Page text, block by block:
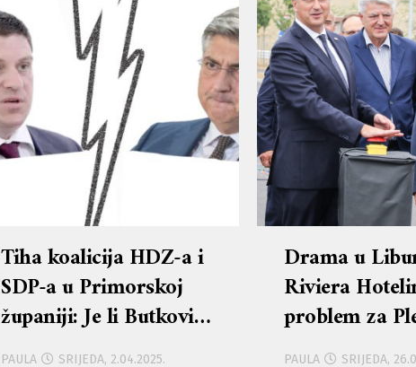
Tiha koalicija HDZ-a i
SDP-a u Primorskoj
županiji: Je li Butković
žrtvovao Vukorepu i
PAULA SRIJEDA, 2.04.2025.
Drama u
Riviera
problem za
i Butkovića:
PAULA SRIJEDA,